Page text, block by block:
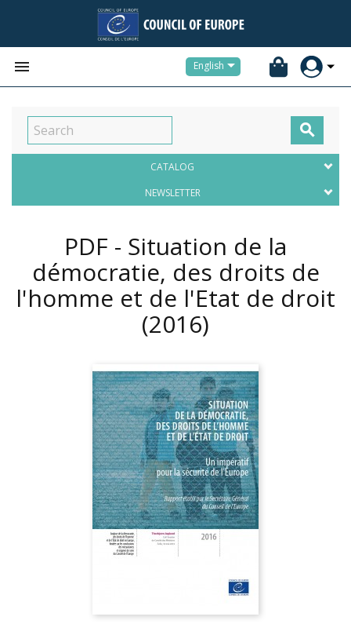
 English

CATALOG
NEWSLETTER
PDF - Situation de la
démocratie, des droits de
l'homme et de l'Etat de droit
(2016)